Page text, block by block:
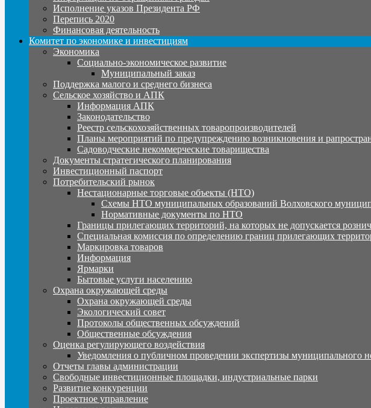
Исполнение указов Президента РФ
Перепись 2020
Финансовая деятельность
Комитет по экономике и инвестициям
Экономика
Социально-экономическое развитие
Муниципальный заказ
Поддержка малого и среднего бизнеса
Сельское хозяйство и АПК
Информация АПК
Законодательство
Реестр сельскохозяйственных товаропроизводителей
Планы мероприятий по предупреждению возникновения и
Садоводческие некоммерческие товарищества
Документы стратегического планирования
Инвестиционный паспорт
Потребительский рынок
Нестационарные торговые объекты (НТО)
Схемы НТО муниципальных образований Волховского
Нормативные документы по НТО
Границы прилегающих территорий, на которых не допускается
Специальная комиссия по определению границ прилегающих
Маркировка товаров
Информация
Ярмарки
Бытовые услуги населению
Охрана окружающей среды
Охрана окружающей среды
Экологический совет
Протоколы общественных обсуждений
Общественные обсуждения
Оценка регулирующего воздействия
Уведомления о публичном проведении экспертизы муниципального
Отчеты главы администрации
Свободные инвестиционные площадки, индустриальные парки
Развитие конкуренции
Проектное управление